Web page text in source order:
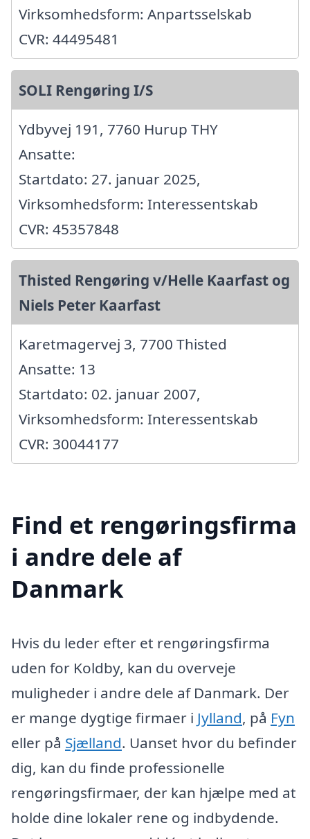
Virksomhedsform: Anpartsselskab
CVR: 44495481
SOLI Rengøring I/S
Ydbyvej 191, 7760 Hurup THY
Ansatte:
Startdato: 27. januar 2025,
Virksomhedsform: Interessentskab
CVR: 45357848
Thisted Rengøring v/Helle Kaarfast og
Niels Peter Kaarfast
Karetmagervej 3, 7700 Thisted
Ansatte: 13
Startdato: 02. januar 2007,
Virksomhedsform: Interessentskab
CVR: 30044177
Find et rengøringsfirma
i andre dele af
Danmark
Hvis du leder efter et rengøringsfirma
uden for Koldby, kan du overveje
muligheder i andre dele af Danmark. Der
er mange dygtige firmaer i Jylland, på Fyn
eller på Sjælland. Uanset hvor du befinder
dig, kan du finde professionelle
rengøringsfirmaer, der kan hjælpe med at
holde dine lokaler rene og indbydende.